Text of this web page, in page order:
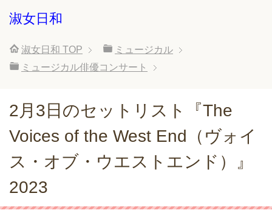
淑女日和
淑女日和 TOP
ミュージカル
ミュージカル俳優コンサート
2月3日のセットリスト『The
Voices of the West End（ヴォイ
ス・オブ・ウエストエンド）』
2023